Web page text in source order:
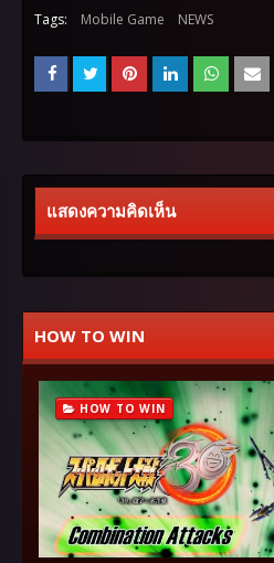
Tags: Mobile Game NEWS
แสดงความคิดเห็น
HOW TO WIN
HOW TO WIN